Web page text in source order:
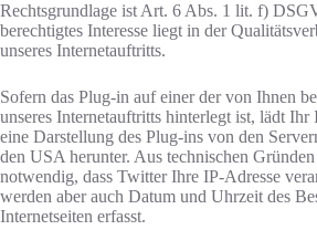
Rechtsgrundlage ist Art. 6 Abs. 1 lit. f)
berechtigtes Interesse liegt in der
unseres Internetauftritts.
Sofern das Plug-in auf einer der von Ihnen
unseres Internetauftritts hinterlegt ist, lädt Ihr
eine Darstellung des Plug-ins von den
den USA herunter. Aus technischen Gründen
notwendig, dass Twitter Ihre IP-Adresse
werden aber auch Datum und Uhrzeit des
Internetseiten erfasst.